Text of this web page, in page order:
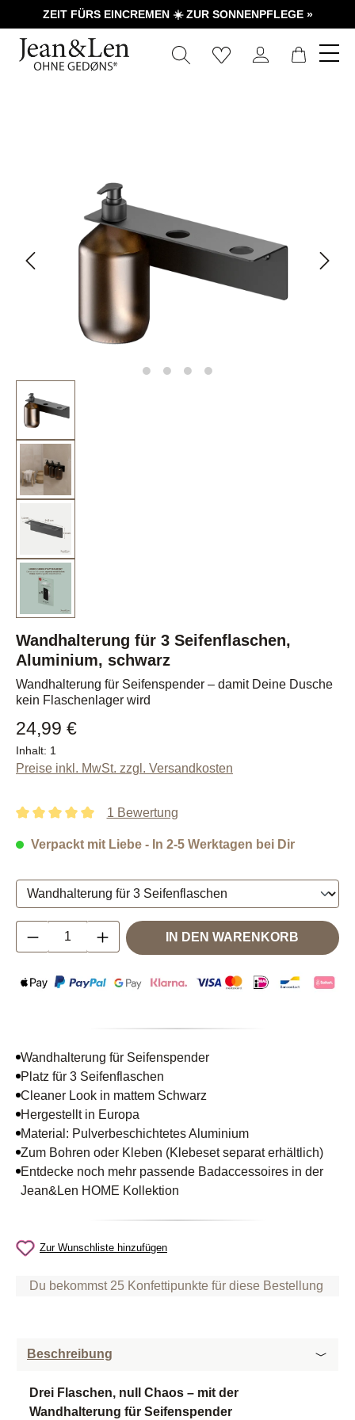
ZEIT FÜRS EINCREMEN ☀️ ZUR SONNENPFLEGE »
Wandhalterung für 3 Seifenflaschen,
Aluminium, schwarz
Wandhalterung für Seifenspender – damit Deine Dusche
kein Flaschenlager wird
24,99 €
Inhalt: 1
Preise inkl. MwSt. zzgl. Versandkosten
1 Bewertung
Verpackt mit Liebe - In 2-5 Werktagen bei Dir
Produkt Anzahl: Gib den gewünschten
IN DEN WARENKORB
Wandhalterung für Seifenspender
Platz für 3 Seifenflaschen
Cleaner Look in mattem Schwarz
Hergestellt in Europa
Material: Pulverbeschichtetes Aluminium
Zum Bohren oder Kleben (Klebeset separat erhältlich)
Entdecke noch mehr passende Badaccessoires in der
Jean&Len HOME Kollektion
Zur Wunschliste hinzufügen
Du bekommst 25 Konfettipunkte für diese Bestellung
Beschreibung
Drei Flaschen, null Chaos – mit der
Wandhalterung für Seifenspender